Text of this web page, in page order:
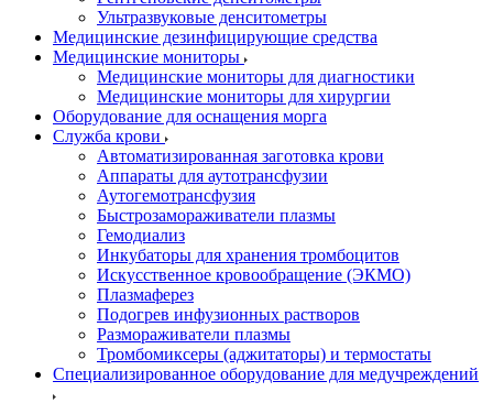
Ультразвуковые денситометры
Медицинские дезинфицирующие средства
Медицинские мониторы
Медицинские мониторы для диагностики
Медицинские мониторы для хирургии
Оборудование для оснащения морга
Служба крови
Автоматизированная заготовка крови
Аппараты для аутотрансфузии
Аутогемотрансфузия
Быстрозамораживатели плазмы
Гемодиализ
Инкубаторы для хранения тромбоцитов
Искусственное кровообращение (ЭКМО)
Плазмаферез
Подогрев инфузионных растворов
Размораживатели плазмы
Тромбомиксеры (аджитаторы) и термостаты
Специализированное оборудование для медучреждений